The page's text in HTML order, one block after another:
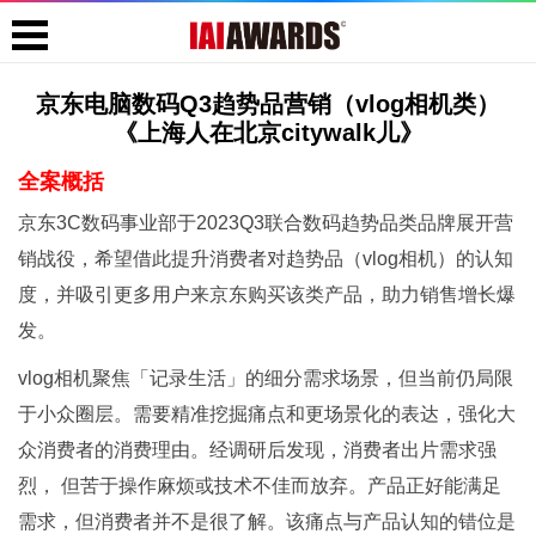
京东电脑数码Q3趋势品营销（vlog相机类）
《上海人在北京citywalk儿》
全案概括
京东3C数码事业部于2023Q3联合数码趋势品类品牌展开营
销战役，希望借此提升消费者对趋势品（vlog相机）的认知
度，并吸引更多用户来京东购买该类产品，助力销售增长爆
发。
vlog相机聚焦「记录生活」的细分需求场景，但当前仍局限
于小众圈层。需要精准挖掘痛点和更场景化的表达，强化大
众消费者的消费理由。经调研后发现，消费者出片需求强
烈， 但苦于操作麻烦或技术不佳而放弃。产品正好能满足
需求，但消费者并不是很了解。该痛点与产品认知的错位是